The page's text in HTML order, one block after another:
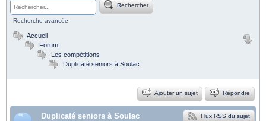
Rechercher
Recherche avancée
Accueil
Forum
Les compétitions
Duplicaté seniors à Soulac
Répondre
Ajouter un sujet
Flux RSS du sujet
Duplicaté seniors à Soulac